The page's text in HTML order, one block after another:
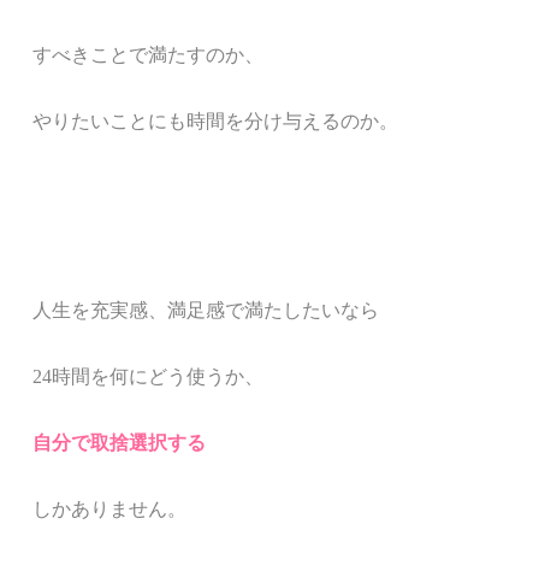
すべきことで満たすのか、
やりたいことにも時間を分け与えるのか。
人生を充実感、満足感で満たしたいなら
24時間を何にどう使うか、
自分で取捨選択する
しかありません。